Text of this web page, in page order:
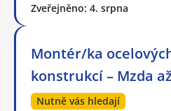
Zveřejněno: 4. srpna
Montér/ka
konstrukcí – Mzda
Nutně vás hledají